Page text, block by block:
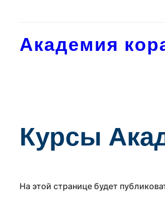
содержимому
Академия
Курсы
На этой странице будет